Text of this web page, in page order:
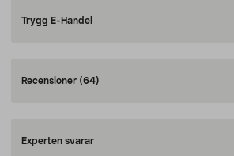
Trygg E-Handel
Recensioner (64)
Experten svarar